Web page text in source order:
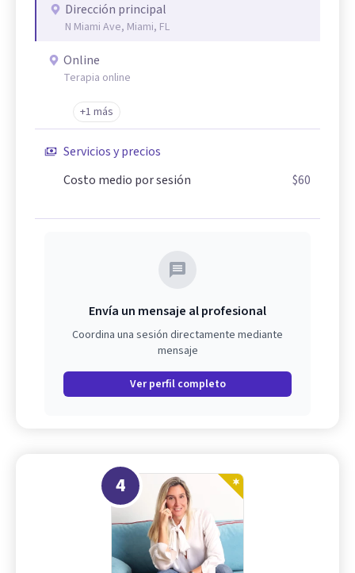
Dirección principal
N Miami Ave, Miami, FL
Online
Terapia online
+1 más
Servicios y precios
Costo medio por sesión
$60
Envía un mensaje al profesional
Coordina una sesión directamente mediante
mensaje
Ver perfil completo
4